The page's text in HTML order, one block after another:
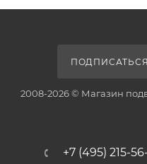
2008-2026 © Магазин
+7 (495) 215-